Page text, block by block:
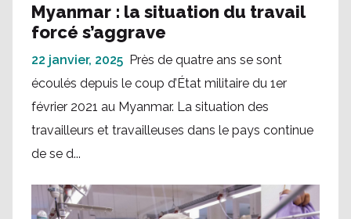
Myanmar : la situation du travail
forcé s’aggrave
22 janvier, 2025 Près de quatre ans se sont
écoulés depuis le coup d’État militaire du 1er
février 2021 au Myanmar. La situation des
travailleurs et travailleuses dans le pays continue
de se d...